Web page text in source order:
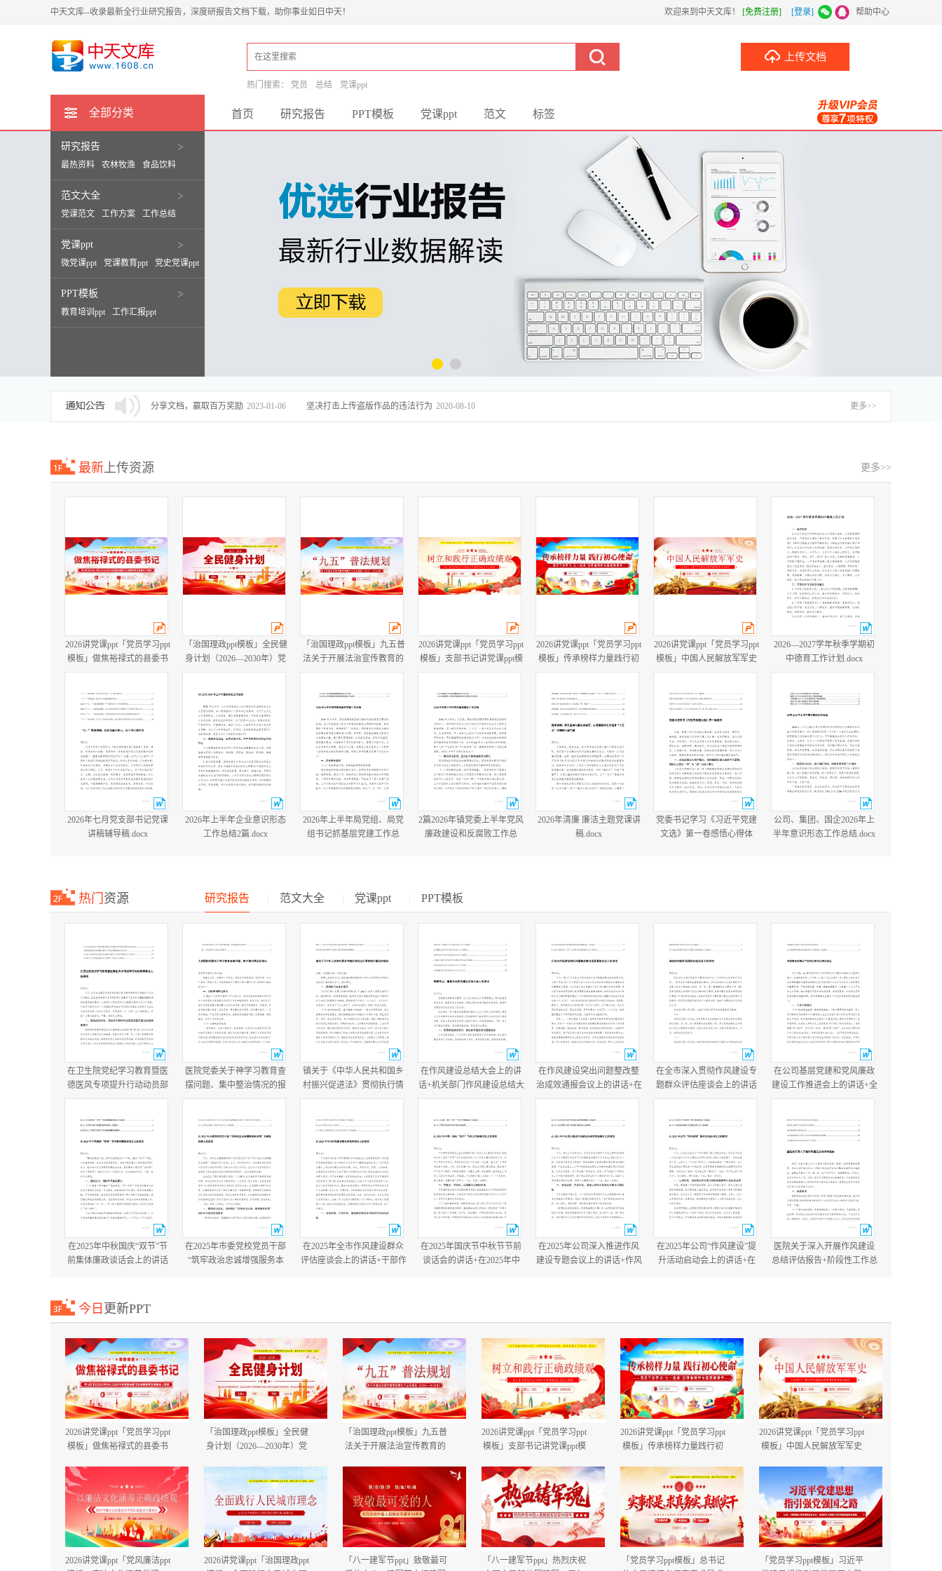
欢迎来到中天文库！ [免费注册] [登录] 帮助中心
中天文库--收录最新全行业研究报告，深度研报告文档下载，助你事业如日中天！
热门搜索： 党员 总结 党课ppt
上传文档
全部分类
研究报告 >
最热资料 农林牧渔 食品饮料
范文大全 >
党课范文 工作方案 工作总结
党课ppt >
微党课ppt 党课教育ppt 党史党课ppt
PPT模板 >
教育培训ppt
工作汇报ppt
述职报告ppt
首页 研究报告 PPT模板 党课ppt 范文 标签
分享文档，赢取百万奖励 2023-01-06 坚决打击上传盗版作品的违法行为 2020-08-10 更多>>
最新上传资源 更多>>
2026讲党课ppt「党员学习ppt
模板」做焦裕禄式的县委书
记 学习党课ppt模板「带完整
「治国理政ppt模板」全民健
身计划（2026—2030年）党
课ppt模板「带完整内
「治国理政ppt模板」九五普
法关于开展法治宣传教育的
第九个五年规划（2026－
2026讲党课ppt「党员学习ppt
模板」支部书记讲党课ppt模
板「带完整内容」.pptx
2026讲党课ppt「党员学习ppt
模板」传承榜样力量践行初
心使命PP学习“七一勋章”获
整内容」.pptx
2026讲党课ppt「党员学习ppt
模板」中国人民解放军军史
建军99周年八一建军节国防
整内容】.pptx
2026—2027学年秋季学期初
中德育工作计划.docx
2026年七月党支部书记党课
讲稿辅导稿.docx
2026年上半年企业意识形态
工作总结2篇.docx
2026年上半年局党组、局党
组书记抓基层党建工作总
2篇2026年镇党委上半年党风
廉政建设和反腐败工作总
2026年清廉 廉洁主题党课讲
稿.docx
党委书记学习《习近平党建
文选》第一卷感悟心得体
公司、集团、国企2026年上
半年意识形态工作总结.docx
热门 资源 研究报告 范文大全 党课ppt PPT模板
在卫生院党纪学习教育暨医
德医风专项提升行动动员部
署会上的讲话在医院医德医
署会议上的讲话.docx
医院党委关于神学习教育查
摆问题、集中整治情况的报
告+医院学习教育总结报
镇关于《中华人民共和国乡
村振兴促进法》贯彻执行情
况的报告+乡党委书记任职两
报告.docx
在作风建设总结大会上的讲
话+机关部门作风建设总结大
会主持词.docx
在作风建设突出问题整改整
治成效通报会议上的讲话+在
作风建设总结大会上的讲
在全市深入贯彻作风建设专
题群众评估座谈会上的讲话
+县政府党组作风建设总结会
在公司基层党建和党风廉政
建设工作推进会上的讲话+全
镇落实全面从严治党主体责
在2025年中秋国庆“双节”节
前集体廉政谈话会上的讲话
在2025年市委党校党员干部
“筑牢政治忠诚增强服务本
在2025年全市作风建设群众
评估座谈会上的讲话+干部作
在2025年国庆节中秋节节前
谈话会的讲话+在2025年中
在2025年公司深入推进作风
建设专题会议上的讲话+作风
在2025年公司“作风建设”提
升活动启动会上的讲话+在
医院关于深入开展作风建设
总结评估报告+阶段性工作总
今日 更新PPT
2026讲党课ppt「党员学习ppt
模板」做焦裕禄式的县委书
「治国理政ppt模板」全民健
身计划（2026—2030年）党
「治国理政ppt模板」九五普
法关于开展法治宣传教育的
整内容」.pptx
2026讲党课ppt「党员学习ppt
模板」支部书记讲党课ppt模
2026讲党课ppt「党员学习ppt
模板」传承榜样力量践行初
得者精神党课ppt模板「带完
整内容」.pptx
2026讲党课ppt「党员学习ppt
模板」中国人民解放军军史
教育培训党课ppt模板【含完
整内容】.pptx
2026讲党课ppt「党风廉洁ppt
2026讲党课ppt「治国理政ppt
「八一建军节ppt」致敬最可
「八一建军节ppt」热烈庆祝
「党员学习ppt模板」总书记
「党员学习ppt模板」习近平